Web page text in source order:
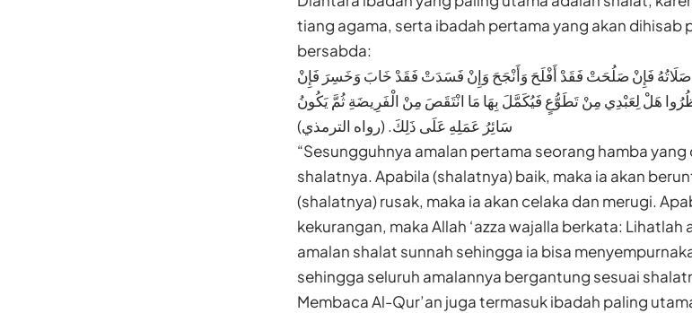
tiang agama, serta ibadah pertama yang akan dihisab
bersabda:
صَلَاتُهُ فَإِنْ صَلُحَتْ فَقَدْ أَفْلَحَ وَأَنْجَحَ وَإِنْ فَسَدَتْ فَقَدْ خَابَ وَخَسِرَ فَإِنْ
هَلْ لِعَبْدِي مِنْ تَطَوُّعٍ فَيُكَمَّلَ بِهَا مَا انْتَقَصَ مِنْ الْفَرِيضَةِ ثُمَّ يَكُونُ
سَائِرُ عَمَلِهِ عَلَى ذَلِكَ. (رواه الترمذي)
“Sesungguhnya amalan pertama seorang hamba
shalatnya. Apabila (shalatnya) baik, maka ia akan
(shalatnya) rusak, maka ia akan celaka dan merugi.
kekurangan, maka Allah ‘azza wajalla berkata:
amalan shalat sunnah sehingga ia bisa
sehingga seluruh amalannya bergantung sesuai
Membaca Al-Qur’an juga termasuk ibadah paling